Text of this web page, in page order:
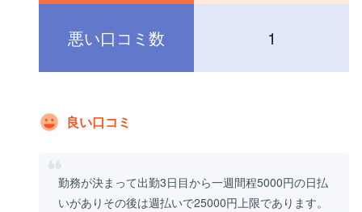
悪い口コミ数 1
良い口コミ
勤務が決まって出勤3日目から一週間程5000円の日払
いがありその後は週払いで25000円上限であります。